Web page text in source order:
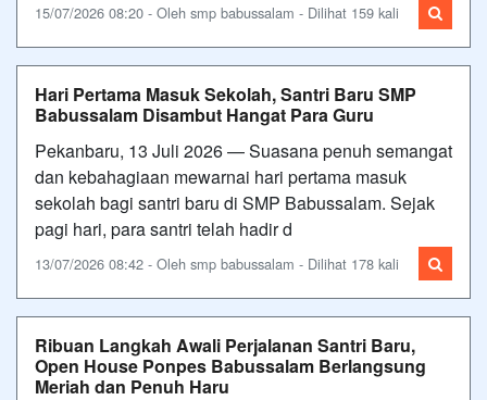
15/07/2026 08:20 - Oleh smp babussalam - Dilihat 159 kali
Hari Pertama Masuk Sekolah, Santri Baru SMP
Babussalam Disambut Hangat Para Guru
Pekanbaru, 13 Juli 2026 — Suasana penuh semangat
dan kebahagiaan mewarnai hari pertama masuk
sekolah bagi santri baru di SMP Babussalam. Sejak
pagi hari, para santri telah hadir d
13/07/2026 08:42 - Oleh smp babussalam - Dilihat 178 kali
Ribuan Langkah Awali Perjalanan Santri Baru,
Open House Ponpes Babussalam Berlangsung
Meriah dan Penuh Haru